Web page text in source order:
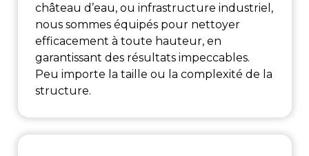
château d’eau, ou infrastructure industriel,
nous sommes équipés pour nettoyer
efficacement à toute hauteur, en
garantissant des résultats impeccables.
Peu importe la taille ou la complexité de la
structure.